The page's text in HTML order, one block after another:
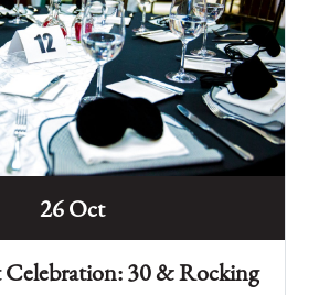
26 Oct
30 & Rocking